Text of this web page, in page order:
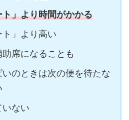
」より時間がかかる
ト」より高い
席になることも
のときは次の便を待たな
いない